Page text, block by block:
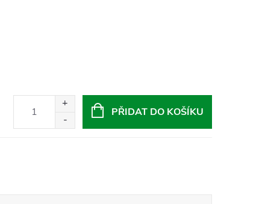
PŘIDAT DO KOŠÍKU